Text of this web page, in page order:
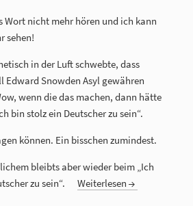
Wort nicht mehr hören und ich kann
sehen!
in der Luft schwebte, dass
Edward Snowden Asyl gewähren
wenn die das machen, dann hätte
bin stolz ein Deutscher zu sein“.
können. Ein bisschen zumindest.
bleibts aber wieder beim „Ich
zu sein“.Weiterlesen